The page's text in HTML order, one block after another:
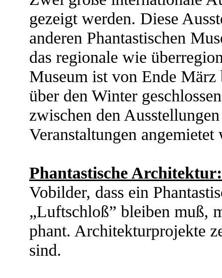
gezeigt werden. Diese
anderen Phantastischen
das regionale wie
Museum ist von Ende
über den Winter
zwischen den
Veranstaltungen angemietet
Phantastische Architektur:
Vobilder, dass ein
„Luftschloß” bleiben muß,
phant. Architekturprojekte
sind.